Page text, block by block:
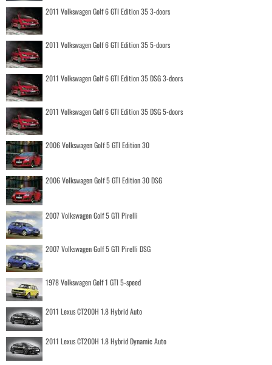
2011 Volkswagen Golf 6 GTI Edition 35 3-doors
2011 Volkswagen Golf 6 GTI Edition 35 5-doors
2011 Volkswagen Golf 6 GTI Edition 35 DSG 3-doors
2011 Volkswagen Golf 6 GTI Edition 35 DSG 5-doors
2006 Volkswagen Golf 5 GTI Edition 30
2006 Volkswagen Golf 5 GTI Edition 30 DSG
2007 Volkswagen Golf 5 GTI Pirelli
2007 Volkswagen Golf 5 GTI Pirelli DSG
1978 Volkswagen Golf 1 GTI 5-speed
2011 Lexus CT200H 1.8 Hybrid Auto
2011 Lexus CT200H 1.8 Hybrid Dynamic Auto